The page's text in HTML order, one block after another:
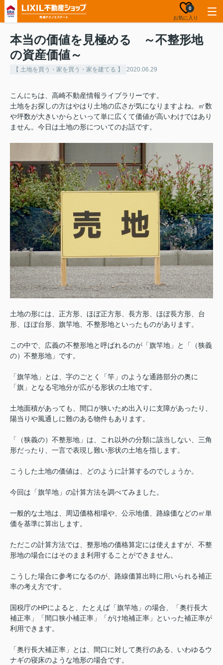
お気に入り
0
本当の価値を見極める ～不整形地
の資産価値～
【 土地を買う・家を買う・家を建てる 】 2020.06.29
こんにちは、高崎不動産情報ライブラリーです。
土地をお探しの方はやはり土地の広さが気になりますよね。㎡数
や坪数が大きいからといって単に広くて価値が高いわけではあり
ません。今日は土地の形についてのお話です。
土地の形には、正方形、ほぼ正方形、長方形、ほぼ長方形、台
形、ほぼ台形、旗竿地、不整形地といったものがあります。
この中で、広義の不整形地と呼ばれるのが「旗竿地」と「（狭義
の）不整形地」です。
「旗竿地」とは、字のごとく「竿」のような通路部分の奥に
「旗」となる宅地分が広がる形状の土地です。
土地面積があっても、間口が狭いため出入りに支障があったり、
陽当りや風通しに難のある物件もあります。
「（狭義の）不整形地」は、これ以外の分類に該当しない、三角
形だったり、一言で表現し難い形状の土地を指します。
こうした土地の価値は、どのように計算するのでしょうか。
今回は「旗竿地」の計算方法を調べてみました。
一般的な土地は、周辺価格相場や、公示地価、路線価などの㎡単
価を基準に算出します。
ただこの計算方法では、整形地の価格算定には使えますが、不整
形地の場合にはそのまま利用することができません。
こうした場合に参考になるのが、路線価算出時に用いられる補正
率の考え方です。
国税庁のHPによると、たとえば「旗竿地」の場合、「奥行長大
補正率」「間口狭小補正率」「がけ地補正率」といった補正率が
利用できます。
「奥行長大補正率」とは、間口に対して奥行のある、いわゆるウ
ナギの寝床のような地形の場合です。